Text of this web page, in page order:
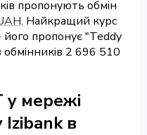
пропонують обмін
. Найкращий курс
пропонує "Teddy
2 696 510
у мережі
Izibank в